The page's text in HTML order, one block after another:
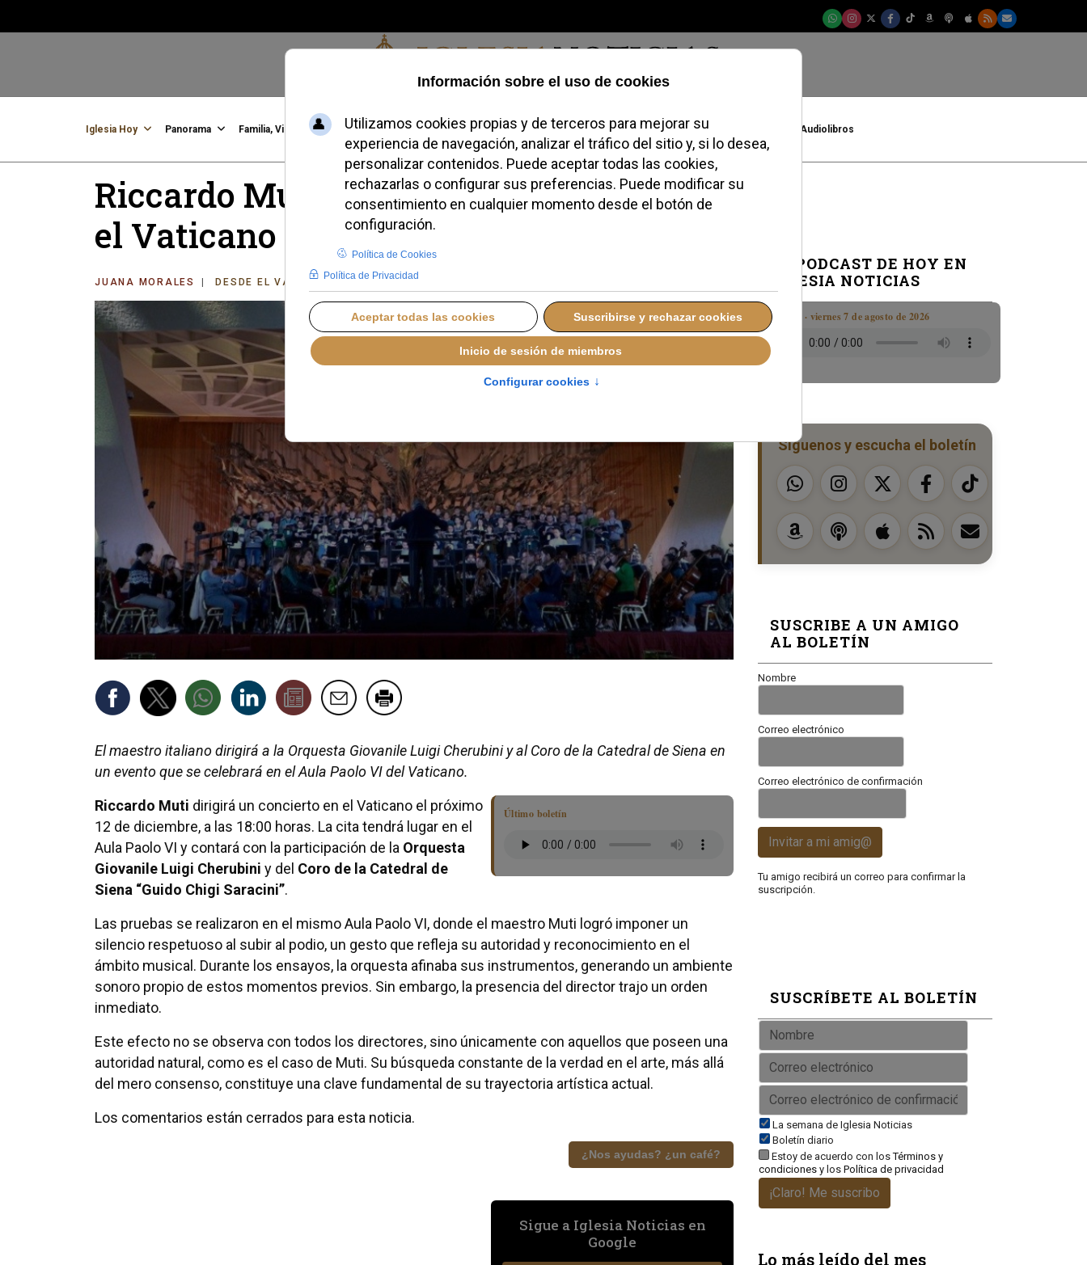
Viernes, 07 de agosto de 2026
Iglesia Hoy Panorama Familia, Vida, Identidad Credofobiómetro Blogs Temas Buscar #JovenesConFe Podcast Audiolibros
Riccardo Muti dirigirá un concierto en
el Vaticano el 12 de diciembre
JUANA MORALES DESDE EL VATICANO JUEVES, 11 DICIEMBRE 2025 19:20
El maestro italiano dirigirá a la Orquesta Giovanile Luigi Cherubini y al Coro de la Catedral de Siena en
un evento que se celebrará en el Aula Paolo VI del Vaticano.
Último boletín
Riccardo Muti dirigirá un concierto en el Vaticano el próximo
12 de diciembre, a las 18:00 horas. La cita tendrá lugar en el
Aula Paolo VI y contará con la participación de la Orquesta
Giovanile Luigi Cherubini y del Coro de la Catedral de
Siena “Guido Chigi Saracini”.
Las pruebas se realizaron en el mismo Aula Paolo VI, donde el maestro Muti logró imponer un
silencio respetuoso al subir al podio, un gesto que refleja su autoridad y reconocimiento en el
ámbito musical. Durante los ensayos, la orquesta afinaba sus instrumentos, generando un ambiente
sonoro propio de estos momentos previos. Sin embargo, la presencia del director trajo un orden
inmediato.
Este efecto no se observa con todos los directores, sino únicamente con aquellos que poseen una
autoridad natural, como es el caso de Muti. Su búsqueda constante de la verdad en el arte, más allá
del mero consenso, constituye una clave fundamental de su trayectoria artística actual.
Los comentarios están cerrados para esta noticia.
¿Nos ayudas? ¿un café?
Sigue a Iglesia Noticias en
Google
EL PODCAST DE HOY EN
IGLESIA NOTICIAS
Boletín · viernes 7 de agosto de 2026
Síguenos y escucha el boletín
SUSCRIBE A UN AMIGO
AL BOLETÍN
Nombre
Correo electrónico
Correo electrónico de confirmación
Invitar a mi amig@
Tu amigo recibirá un correo para confirmar la
suscripción.
SUSCRÍBETE AL BOLETÍN
La semana de Iglesia Noticias
Boletín diario
Estoy de acuerdo con losTérminos y
condiciones y los Política de privacidad
¡Claro! Me suscribo
Lo más leído del mes